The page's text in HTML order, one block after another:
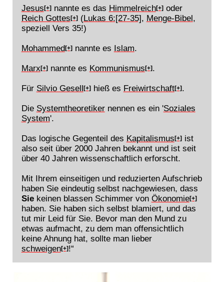
Jesus [+]nannte es das Himmelreich[+]oder
Reich Gottes [+](Lukas 6:[27-35], Menge-Bibel,
speziell Vers 35!)
Mohammed[+]nannte es Islam.
Marx [+]nannte es Kommunismus [+].
Für Silvio Gesell [+]hieß es Freiwirtschaft[+].
Die Systemtheoretikernennen es ein 'Soziales
System'.
Das logische Gegenteil des Kapitalismus [+]ist
also seit über 2000 Jahren bekannt und ist seit
über 40 Jahren wissenschaftlich erforscht.
Mit Ihrem einseitigen und reduzierten Aufschrieb
haben Sie eindeutig selbst nachgewiesen, dass
Siekeinen blassen Schimmer von Ökonomie[+]
haben. Sie haben sich selbst blamiert, und das
tut mir Leid für Sie. Bevor man den Mund zu
etwas aufmacht, zu dem man offensichtlich
keine Ahnung hat, sollte man lieber
schweigen[+]!“